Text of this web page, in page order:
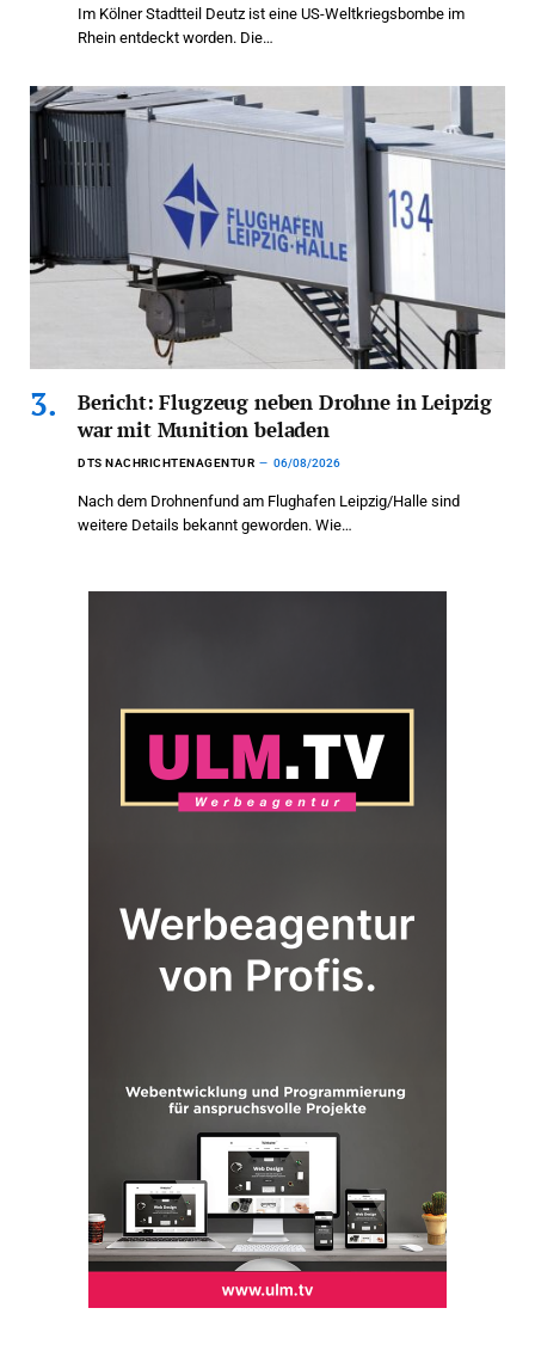
Im Kölner Stadtteil Deutz ist eine US-Weltkriegsbombe im
Rhein entdeckt worden. Die…
Bericht: Flugzeug neben Drohne in Leipzig
war mit Munition beladen
DTS NACHRICHTENAGENTUR 06/08/2026
Nach dem Drohnenfund am Flughafen Leipzig/Halle sind
weitere Details bekannt geworden. Wie…